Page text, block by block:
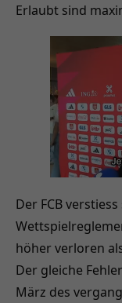
Erlaubt sind
Der FCB
höher verloren
Der gleiche
März des